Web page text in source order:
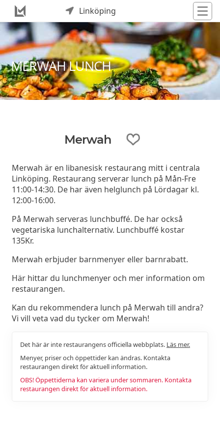
Linköping
MERWAH LUNCH
Merwah
Merwah är en libanesisk restaurang mitt i centrala
Linköping. Restaurang serverar lunch på Mån-Fre
11:00-14:30. De har även helglunch på Lördagar kl.
12:00-16:00.
På Merwah serveras lunchbuffé. De har också
vegetariska lunchalternativ. Lunchbuffé kostar
135Kr.
Merwah erbjuder barnmenyer eller barnrabatt.
Här hittar du lunchmenyer och mer information om
restaurangen.
Kan du rekommendera lunch på Merwah till andra?
Vi vill veta vad du tycker om Merwah!
Det här är inte restaurangens officiella webbplats. Läs mer.
Menyer, priser och öppettider kan ändras. Kontakta
restaurangen direkt för aktuell information.
OBS! Öppettiderna kan variera under sommaren. Kontakta
restaurangen direkt för aktuell information.